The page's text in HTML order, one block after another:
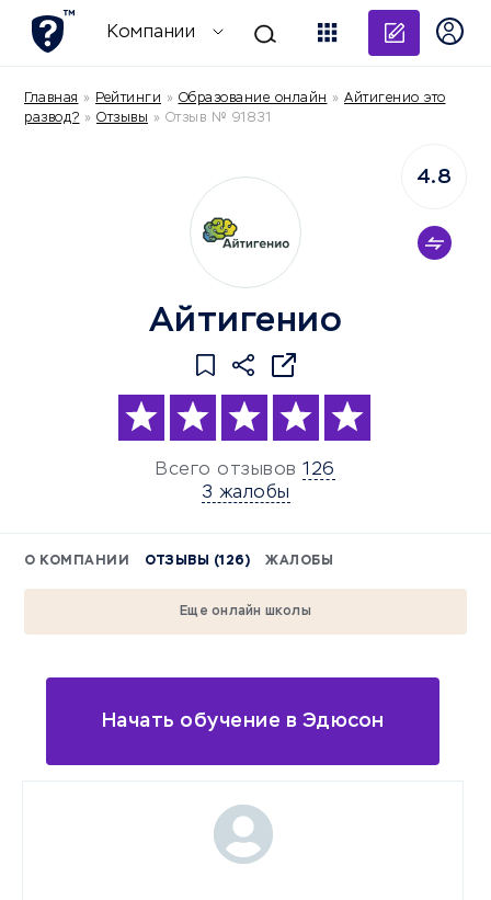
Компании
Главная » Рейтинги » Образование онлайн » Айтигенио это
развод? » Отзывы » Отзыв № 91831
Айтигенио
Всего отзывов 126
3 жалобы
4.8
О КОМПАНИИ ОТЗЫВЫ (126) ЖАЛОБЫ
Еще онлайн школы
Начать обучение в Эдюсон